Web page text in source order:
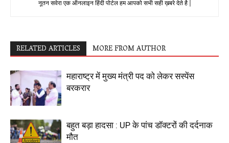
नूतन सवेरा एक ऑनलाइन हिंदी पोर्टल हम आपको सभी सही ख़बरे देते है |
RELATED ARTICLES MORE FROM AUTHOR
महाराष्ट्र में मुख्य मंत्री पद को लेकर सस्पेंस
बरकरार
बहुत बड़ा हादसा : UP के पांच डॉक्टरों की दर्दनाक
मौत